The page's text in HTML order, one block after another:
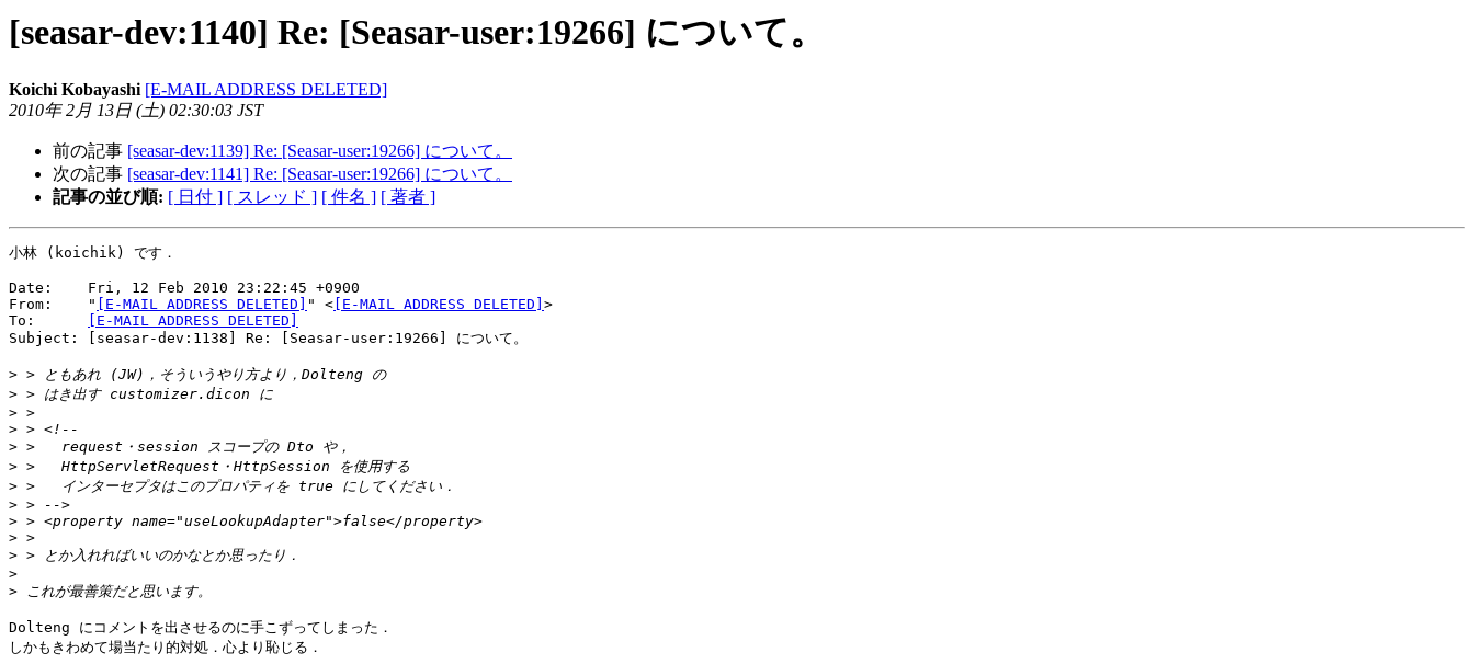
[seasar-dev:1140] Re: [Seasar-user:19266] について。
Koichi Kobayashi [E-MAIL ADDRESS DELETED]
2010年 2月 13日 (土) 02:30:03 JST
前の記事 [seasar-dev:1139] Re: [Seasar-user:19266] について。
次の記事 [seasar-dev:1141] Re: [Seasar-user:19266] について。
記事の並び順: [ 日付 ] [ スレッド ] [ 件名 ] [ 著者 ]
小林 (koichik) です．
Date:    Fri, 12 Feb 2010 23:22:45 +0900
From:    "
[E-MAIL ADDRESS DELETED] " < [E-MAIL ADDRESS DELETED] >
To:
[E-MAIL ADDRESS DELETED]
Subject: [seasar-dev:1138] Re: [Seasar-user:19266] について。
>
>
>
>
>
>
>
>
>
>
>
>
>
Dolteng にコメントを出させるのに手こずってしまった．
しかもきわめて場当たり的対処．心より恥じる．